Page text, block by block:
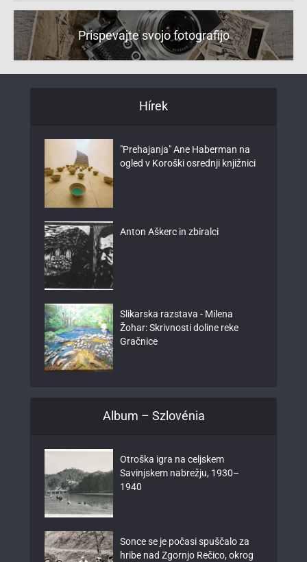
Prispevajte svojo fotografijo
Hírek
"Prehajanja" Ane Haberman na
ogled v Koroški osrednji knjižnici
Anton Aškerc in zbiralci
Slikarska razstava - Milena
Žohar: Skrivnosti doline reke
Gračnice
Album – Szlovénia
Otroška igra na celjskem
Savinjskem nabrežju, 1930–
1940
Sonce se je počasi spuščalo za
hribe nad Zgornjo Rečico, okrog